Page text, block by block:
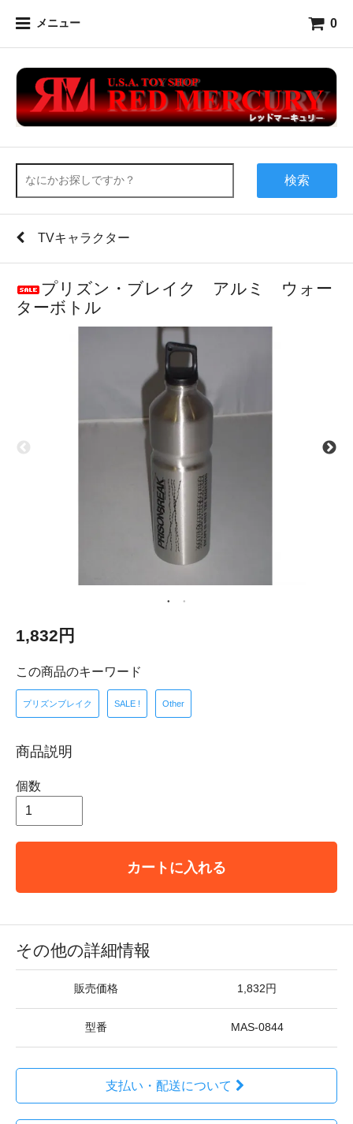
メニュー 0
検索
TVキャラクター
プリズン・ブレイク アルミ ウォー
ターボトル
1,832円
この商品のキーワード
プリズンブレイク SALE ! Other
商品説明
個数
カートに入れる
その他の詳細情報
販売価格 1,832円
型番 MAS-0844
支払い・配送について